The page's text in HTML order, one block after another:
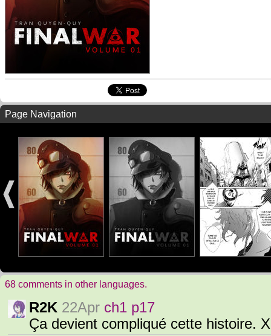
Page Navigation
68 comments in other languages.
R2K 22Apr ch1 p17
Ça devient compliqué cette histoire.